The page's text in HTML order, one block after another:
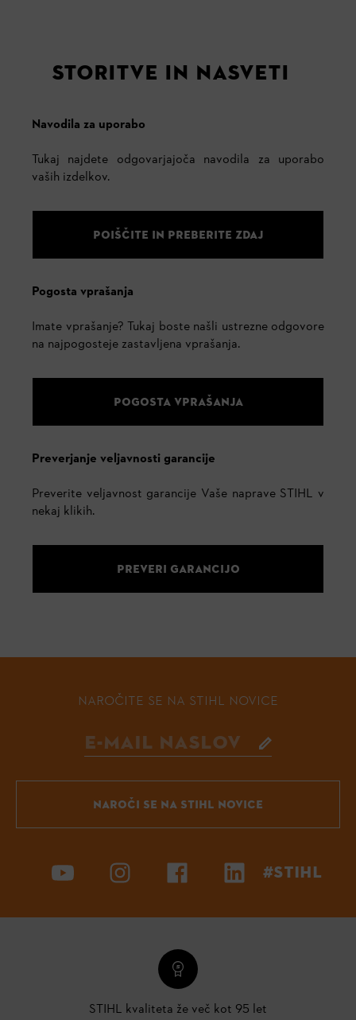
STORITVE IN NASVETI
Navodila za uporabo
Tukaj najdete odgovarjajoča navodila za uporabo
vaših izdelkov.
POIŠČITE IN PREBERITE ZDAJ
Pogosta vprašanja
Imate vprašanje? Tukaj boste našli ustrezne odgovore
na najpogosteje zastavljena vprašanja.
POGOSTA VPRAŠANJA
Preverjanje veljavnosti garancije
Preverite veljavnost garancije Vaše naprave STIHL v
nekaj klikih.
PREVERI GARANCIJO
NAROČITE SE NA STIHL NOVICE
NAROČI SE NA STIHL NOVICE
#STIHL
STIHL kvaliteta že več kot 95 let